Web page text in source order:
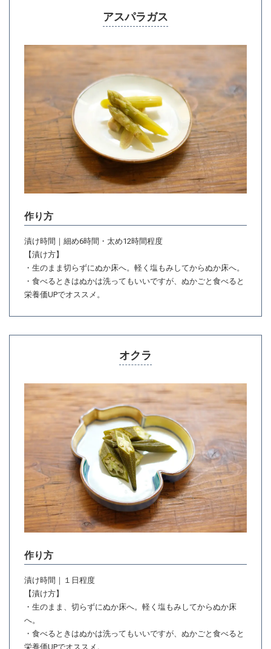
アスパラガス
作り方
漬け時間｜細め6時間・太め12時間程度
【漬け方】
・生のまま切らずにぬか床へ。軽く塩もみしてからぬか床へ。
・食べるときはぬかは洗ってもいいですが、ぬかごと食べると
栄養価UPでオススメ。
オクラ
作り方
漬け時間｜１日程度
【漬け方】
・生のまま、切らずにぬか床へ。軽く塩もみしてからぬか床
へ。
・食べるときはぬかは洗ってもいいですが、ぬかごと食べると
栄養価UPでオススメ。